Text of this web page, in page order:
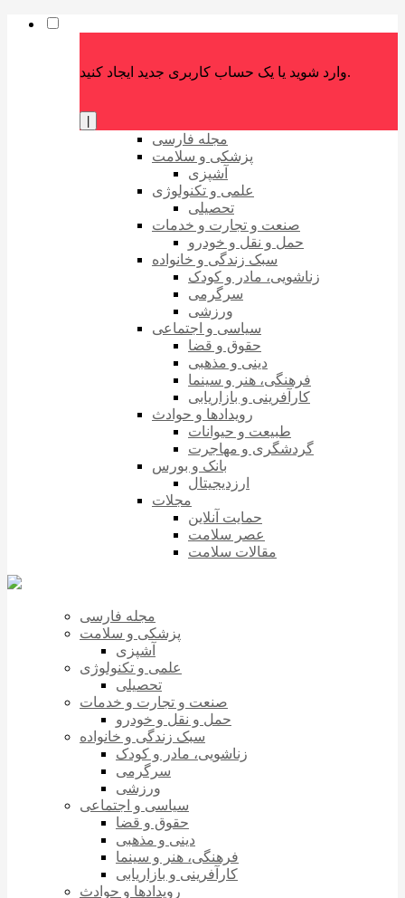
وارد شوید یا یک حساب کاربری جدید ایجاد کنید.
مجله فارسی
پزشکی و سلامت
آشپزی
علمی و تکنولوژی
تحصیلی
صنعت و تجارت و خدمات
حمل و نقل و خودرو
سبک زندگی و خانواده
زناشویی، مادر و کودک
سرگرمی
ورزشی
سیاسی و اجتماعی
حقوق و قضا
دینی و مذهبی
فرهنگی، هنر و سینما
کارآفرینی و بازاریابی
رویدادها و حوادث
طبیعت و حیوانات
گردشگری و مهاجرت
بانک و بورس
ارزدیجیتال
مجلات
حمایت آنلاین
عصر سلامت
مقالات سلامت
مجله فارسی
پزشکی و سلامت
آشپزی
علمی و تکنولوژی
تحصیلی
صنعت و تجارت و خدمات
حمل و نقل و خودرو
سبک زندگی و خانواده
زناشویی، مادر و کودک
سرگرمی
ورزشی
سیاسی و اجتماعی
حقوق و قضا
دینی و مذهبی
فرهنگی، هنر و سینما
کارآفرینی و بازاریابی
رویدادها و حوادث